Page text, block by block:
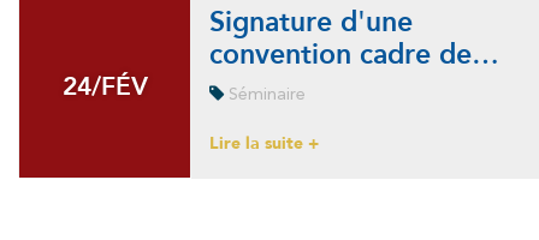
24/FÉV
24/FÉV
Signature d'une
convention cadre de…
Séminaire
Lire la suite +